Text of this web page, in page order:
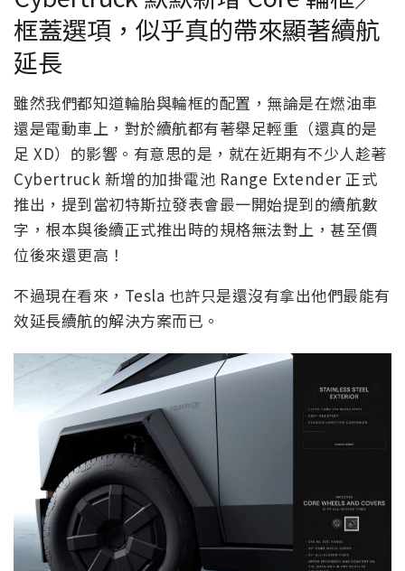
框蓋選項，似乎真的帶來顯著續航
延長
雖然我們都知道輪胎與輪框的配置，無論是在燃油車
還是電動車上，對於續航都有著舉足輕重（還真的是
足 XD）的影響。有意思的是，就在近期有不少人趁著
Cybertruck 新增的加掛電池 Range Extender 正式
推出，提到當初特斯拉發表會最一開始提到的續航數
字，根本與後續正式推出時的規格無法對上，甚至價
位後來還更高！
不過現在看來，Tesla 也許只是還沒有拿出他們最能有
效延長續航的解決方案而已。